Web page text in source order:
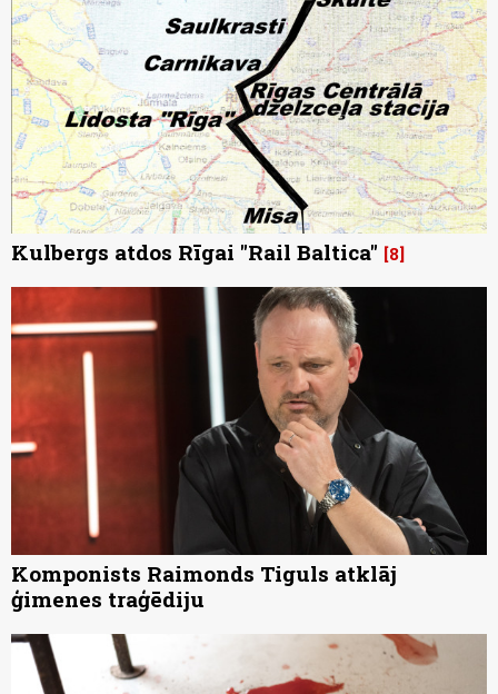
Kulbergs atdos Rīgai "Rail Baltica" 8
Komponists Raimonds Tiguls atklāj
ģimenes traģēdiju